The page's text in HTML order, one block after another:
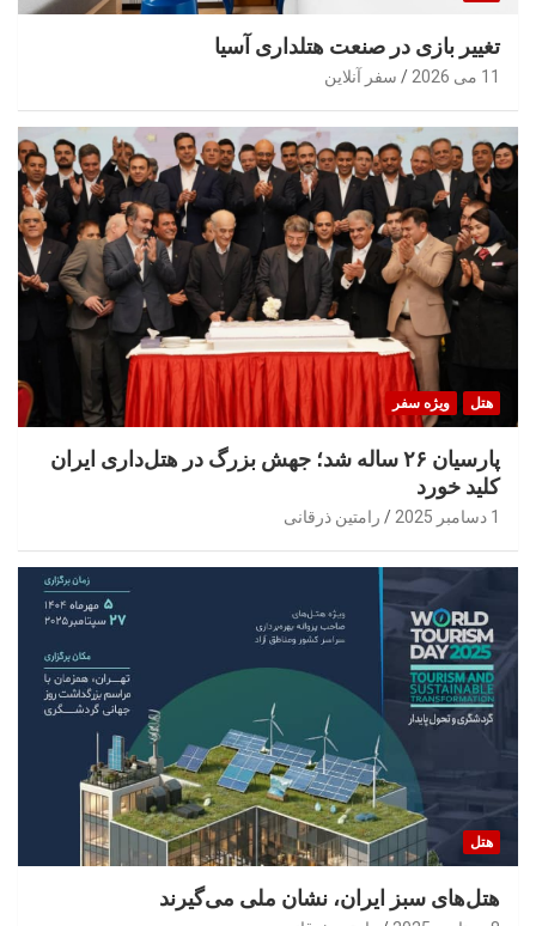
تغییر بازی در صنعت هتلداری آسیا
11 می 2026 سفر آنلاین
هتل ویژه سفر
پارسیان ۲۶ ساله شد؛ جهش بزرگ در هتل‌داری ایران
کلید خورد
1 دسامبر 2025 رامتین ذرقانی
هتل
هتل‌های سبز ایران، نشان ملی می‌گیرند